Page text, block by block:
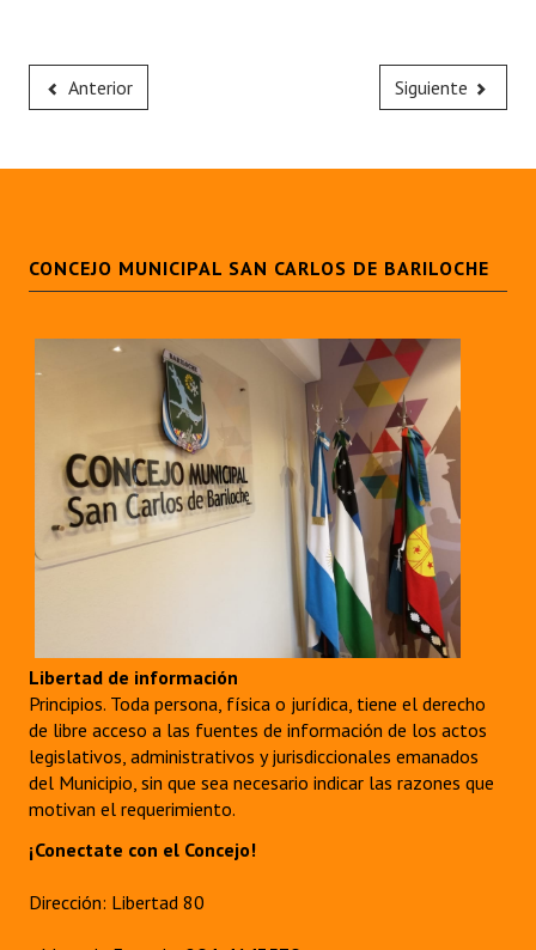
Anterior Siguiente
CONCEJO MUNICIPAL SAN CARLOS DE BARILOCHE
Libertad de información
Principios. Toda persona, física o jurídica, tiene el derecho
de libre acceso a las fuentes de información de los actos
legislativos, administrativos y jurisdiccionales emanados
del Municipio, sin que sea necesario indicar las razones que
motivan el requerimiento.
¡Conectate con el Concejo!
Dirección: Libertad 80